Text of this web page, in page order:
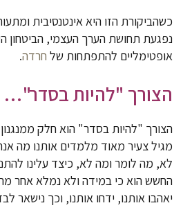
כשהביקורת הזו היא אינטנסיבית
נפגעת תחושת הערך העצמי, הביטחון
אופטימליים להתפתחות של חרדה.
הצורך "להיות בסדר"…
הצורך "להיות בסדר" הוא חלק ממנגנון
מגיל צעיר מאוד מלמדים אותנו מה
לא, מה לומר ומה לא, כיצד עלינו
החשש הוא כי במידה ולא נמלא אחר
יאהבו אותנו, ידחו אותנו, וכך נישאר